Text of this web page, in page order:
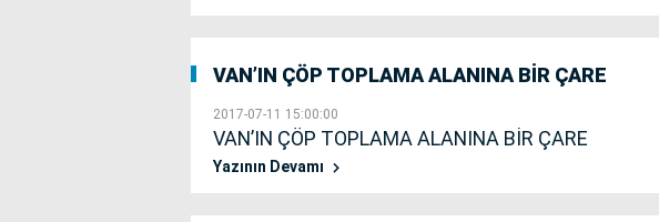
VAN’IN ÇÖP TOPLAMA ALANINA BİR ÇARE
2017-07-11 15:00:00
VAN’IN ÇÖP TOPLAMA ALANINA BİR ÇARE
Yazının Devamı